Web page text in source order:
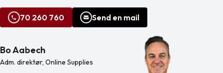
70 260 760 Send en mail
Bo Aabech
Adm. direktør, Online Supplies